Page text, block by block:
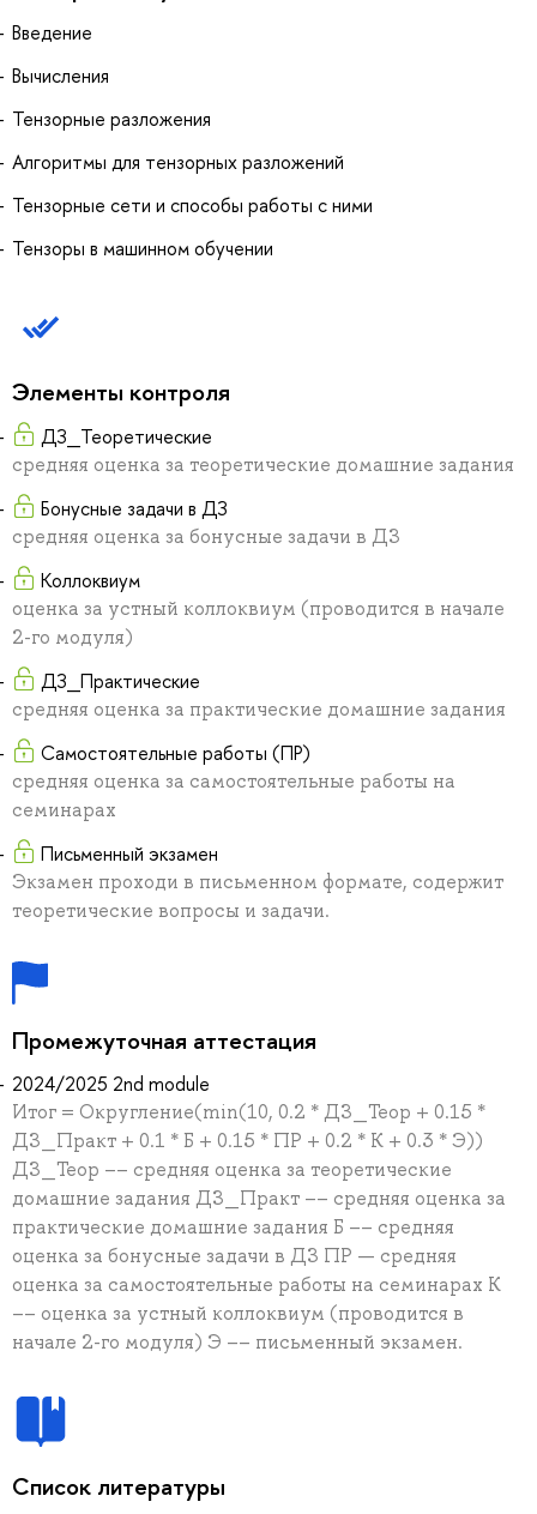
Введение
Вычисления
Тензорные разложения
Алгоритмы для тензорных разложений
Тензорные сети и способы работы с ними
Тензоры в машинном обучении
Элементы контроля
ДЗ_Теоретические
средняя оценка за теоретические домашние задания
Бонусные задачи в ДЗ
средняя оценка за бонусные задачи в ДЗ
Коллоквиум
оценка за устный коллоквиум (проводится в начале
2-го модуля)
ДЗ_Практические
средняя оценка за практические домашние задания
Самостоятельные работы (ПР)
средняя оценка за самостоятельные работы на
семинарах
Письменный экзамен
Экзамен проходи в письменном формате, содержит
теоретические вопросы и задачи.
Промежуточная аттестация
2024/2025 2nd module
Итог = Округление(min(10, 0.2 * ДЗ_Теор + 0.15 *
ДЗ_Практ + 0.1 * Б + 0.15 * ПР + 0.2 * К + 0.3 * Э))
ДЗ_Теор –– средняя оценка за теоретические
домашние задания ДЗ_Практ –– средняя оценка за
практические домашние задания Б –– средняя
оценка за бонусные задачи в ДЗ ПР — средняя
оценка за самостоятельные работы на семинарах К
–– оценка за устный коллоквиум (проводится в
начале 2-го модуля) Э –– письменный экзамен.
Список литературы